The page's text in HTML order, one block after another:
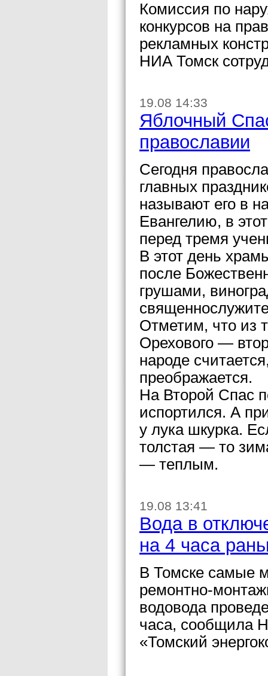
Комиссия по
конкурсов на
рекламных
НИА Томск
19.08 14:33
Яблочный
православии
Сегодня
главных
называют его в
Евангелию, в
перед тремя
В этот день
после
грушами,
Отметим, что из
Орехового —
народе
преображается.
На Второй Спас
испортился. А
у лука шкурка.
толстая — то
— теплым.
19.08 13:41
Вода в
на 4 часа
В Томске самые
ремонтно-
водовода
часа, сообщила
«Томский